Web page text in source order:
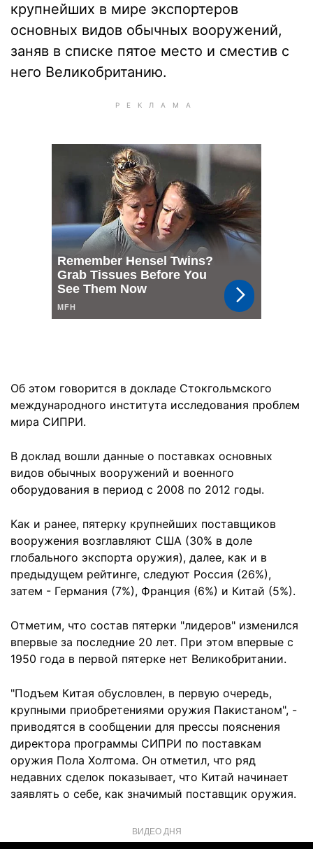
крупнейших в мире экспортеров
основных видов обычных вооружений,
заняв в списке пятое место и сместив с
него Великобританию.
Об этом говорится в докладе Стокгольмского
международного института исследования проблем
мира СИПРИ.
В доклад вошли данные о поставках основных
видов обычных вооружений и военного
оборудования в период с 2008 по 2012 годы.
Как и ранее, пятерку крупнейших поставщиков
вооружения возглавляют США (30% в доле
глобального экспорта оружия), далее, как и в
предыдущем рейтинге, следуют Россия (26%),
затем - Германия (7%), Франция (6%) и Китай (5%).
Отметим, что состав пятерки "лидеров" изменился
впервые за последние 20 лет. При этом впервые с
1950 года в первой пятерке нет Великобритании.
"Подъем Китая обусловлен, в первую очередь,
крупными приобретениями оружия Пакистаном", -
приводятся в сообщении для прессы пояснения
директора программы СИПРИ по поставкам
оружия Пола Холтома. Он отметил, что ряд
недавних сделок показывает, что Китай начинает
заявлять о себе, как значимый поставщик оружия.
ВИДЕО ДНЯ